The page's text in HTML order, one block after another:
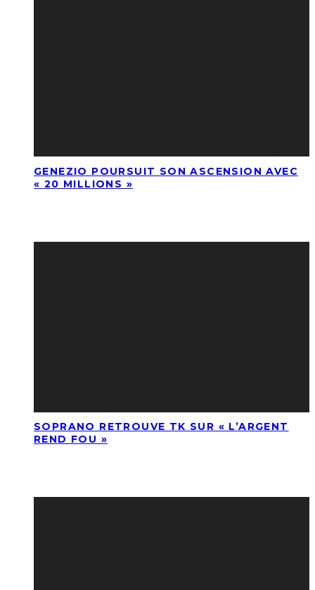
GENEZIO POURSUIT SON ASCENSION AVEC
« 20 MILLIONS »
SOPRANO RETROUVE TK SUR « L’ARGENT
REND FOU »